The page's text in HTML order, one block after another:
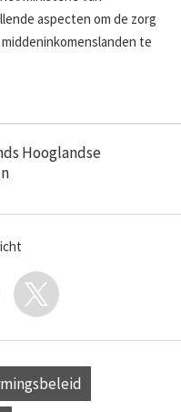
aspecten om de zorg
te
Hooglandse